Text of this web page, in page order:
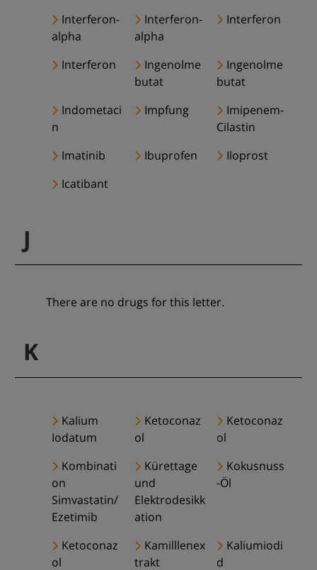
Interferon-
alpha
Interferon-
alpha
Interferon
Interferon
Ingenolme
butat
Ingenolme
butat
Indometaci
n
Impfung
Imipenem-
Cilastin
Imatinib
Ibuprofen
Iloprost
Icatibant
J
There are no drugs for this letter.
K
Kalium
Iodatum
Ketoconaz
ol
Ketoconaz
ol
Kombinati
on
Simvastatin/
Ezetimib
Kürettage
und
Elektrodesikk
ation
Kokusnuss
-Öl
Ketoconaz
ol
Kamilllenex
trakt
Kaliumiodi
d